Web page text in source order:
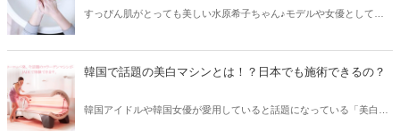
すっぴん肌がとっても美しい水原希子ちゃん♪モデルや女優として活
は水原希子ちゃんのスキンケアと愛用スキンケアアイテムをご紹介し
ます。
韓国で話題の美白マシンとは！？日本でも施術できるの？
韓国アイドルや韓国女優が愛用していると話題になっている「美白マ